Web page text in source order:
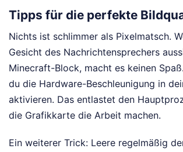
Tipps für die perfekte
Nichts ist schlimmer als Pixelmatsch.
Gesicht des Nachrichtensprechers
Minecraft-Block, macht es keinen
du die Hardware-Beschleunigung in
aktivieren. Das entlastet den
die Grafikkarte die Arbeit machen.
Ein weiterer Trick: Leere regelmäßig